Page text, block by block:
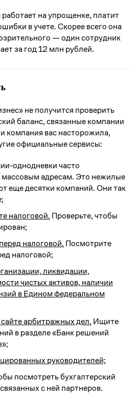
на упрощенке, платит
в учете. Скорее всего она
— один сотрудник
за год 12 млн рублей.
не получится проверить
баланс, связанные компании
компания вас насторожила,
официальные сервисы:
однодневки часто
массовым адресам. Это нежилые
еще десятки компаний. Они так
налоговой. Проверьте, чтобы
налоговой. Посмотрите
налоговой;
ликвидации,
чистых активов, наличии
в Едином федеральном
арбитражных дел. Ищите
в разделе «Банк решений
руководителей;
посмотреть бухгалтерский
с ней партнеров.